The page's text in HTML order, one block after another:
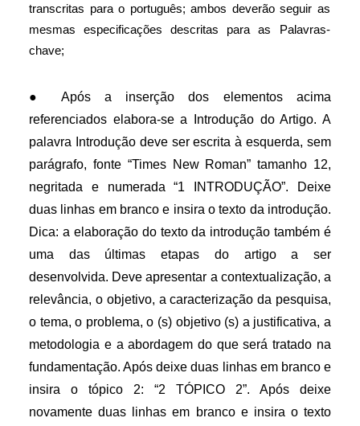
transcritas para o português; ambos deverão seguir as
mesmas especificações descritas para as Palavras-
chave;
● Após a inserção dos elementos acima
referenciados elabora-se a Introdução do Artigo. A
palavra Introdução deve ser escrita à esquerda, sem
parágrafo, fonte “Times New Roman” tamanho 12,
negritada e numerada “1 INTRODUÇÃO”. Deixe
duas linhas em branco e insira o texto da introdução.
Dica: a elaboração do texto da introdução também é
uma das últimas etapas do artigo a ser
desenvolvida. Deve apresentar a contextualização, a
relevância, o objetivo, a caracterização da pesquisa,
o tema, o problema, o (s) objetivo (s) a justificativa, a
metodologia e a abordagem do que será tratado na
fundamentação. Após deixe duas linhas em branco e
insira o tópico 2: “2 TÓPICO 2”. Após deixe
novamente duas linhas em branco e insira o texto